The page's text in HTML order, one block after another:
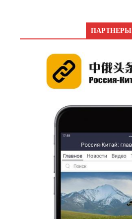
ПАРТНЕРЫ